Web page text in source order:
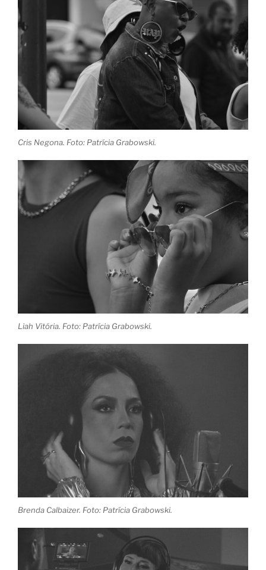
Cris Negona. Foto: Patrícia Grabowski.
Liah Vitória. Foto: Patrícia Grabowski.
Brenda Calbaizer. Foto: Patrícia Grabowski.